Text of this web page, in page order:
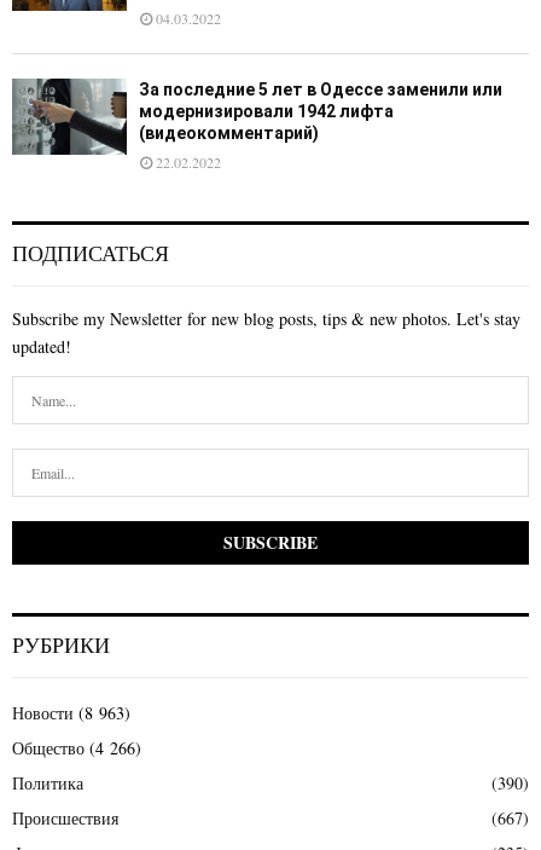
04.03.2022
За последние 5 лет в Одессе заменили или
модернизировали 1942 лифта
(видеокомментарий)
22.02.2022
ПОДПИСАТЬСЯ
Subscribe my Newsletter for new blog posts, tips & new photos. Let's stay
updated!
РУБРИКИ
Новости (8 963)
Общество (4 266)
Политика
(390)
Происшествия
(667)